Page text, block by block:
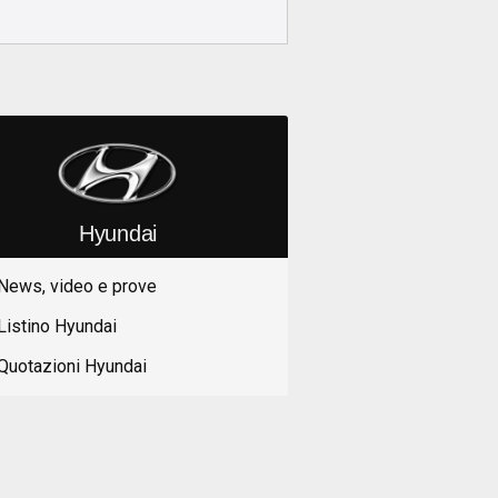
Hyundai
video e prove
Hyundai
Hyundai